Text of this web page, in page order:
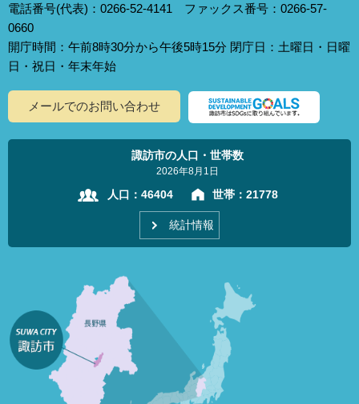
電話番号(代表)：0266-52-4141 ファックス番号：0266-57-
0660
開庁時間：午前8時30分から午後5時15分 閉庁日：土曜日・日曜
日・祝日・年末年始
メールでのお問い合わせ
諏訪市の人口・世帯数
2026年8月1日
人口： 46404 世帯： 21778
統計情報